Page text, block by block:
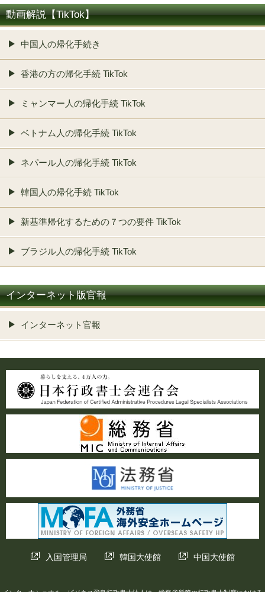
動画解説【TikTok】
中国人の帰化手続き
香港の方の帰化手続 TikTok
ミャンマー人の帰化手続 TikTok
ベトナム人の帰化手続 TikTok
ネパール人の帰化手続 TikTok
韓国人の帰化手続 TikTok
新基準帰化するための７つの要件 TikTok
ブラジル人の帰化手続 TikTok
インターネット版官報
インターネット官報
入国管理局 韓国大使館 中国大使館